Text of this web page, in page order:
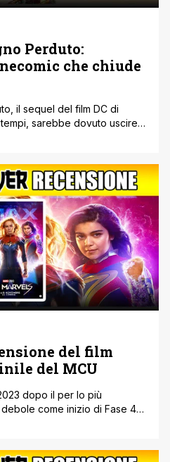
Perduto:
che chiude
il sequel del film DC di
sarebbe dovuto uscire a
sulla presenza o meno di
[']
del film
del MCU
dopo il per lo più
come inizio di Fase 4)
Non era atteso eppure ci ha